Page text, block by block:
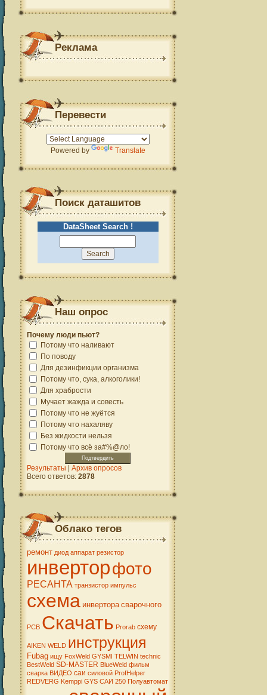
Реклама
Перевести
Powered by Translate
Поиск даташитов
DataSheet Search !
Наш опрос
Почему люди пьют?
Потому что наливают
По поводу
Для дезинфикции организма
Потому что, сука, алкоголики!
Для храбрости
Мучает жажда и совесть
Потому что не жуётся
Потому что нахаляву
Без жидкости нельзя
Потому что всё за#%@ло!
Результаты | Архив опросов
Всего ответов: 2878
Облако тегов
ремонт диод аппарат резистор
инверторфото
РЕСАНТА транзистор импульс
схема инвертора сварочного
PCB Скачать Prorab схему
AIKEN WELD инструкция
Fubag ищу FoxWeld GYSMI TELWIN technic
BestWeld SD-MASTER BlueWeld фильм
сварка ВИДЕО саи силовой ProfHelper
REDVERG Kemppi GYS САИ 250 Полуавтомат